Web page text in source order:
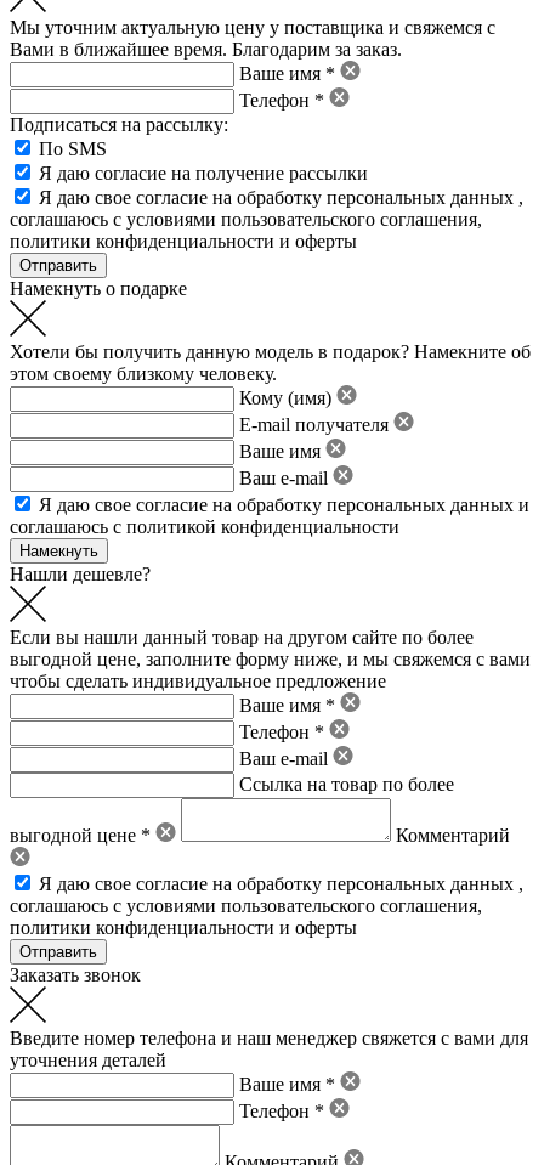
Мы уточним актуальную цену у поставщика и свяжемся с
Вами в ближайшее время. Благодарим за заказ.
Ваше имя *
Телефон *
Подписаться на рассылку:
По SMS
Я даю согласие на получение рассылки
Я даю свое согласие на обработку персональных данных ,
соглашаюсь с условиями пользовательского соглашения,
политики конфиденциальности и оферты
Намекнуть о подарке
Хотели бы получить данную модель в подарок? Намекните об
этом своему близкому человеку.
Кому (имя)
E-mail получателя
Ваше имя
Ваш e-mail
Я даю свое согласие на обработку персональных данных и
соглашаюсь с политикой конфиденциальности
Нашли дешевле?
Если вы нашли данный товар на другом сайте по более
выгодной цене, заполните форму ниже, и мы свяжемся с вами
чтобы сделать индивидуальное предложение
Ваше имя *
Телефон *
Ваш e-mail
Ссылка на товар по более
выгодной цене * Комментарий
Я даю свое согласие на обработку персональных данных ,
соглашаюсь с условиями пользовательского соглашения,
политики конфиденциальности и оферты
Заказать звонок
Введите номер телефона и наш менеджер свяжется с вами для
уточнения деталей
Ваше имя *
Телефон *